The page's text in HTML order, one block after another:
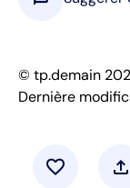
© tp.demain
Dernière
favorite upload